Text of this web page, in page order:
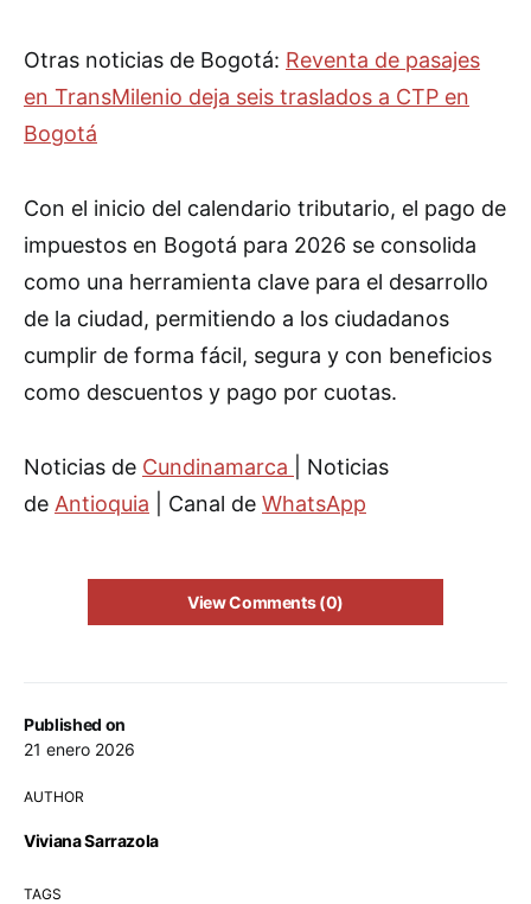
Published on
21 enero 2026
AUTHOR
Viviana Sarrazola
TAGS
Otras noticias de Bogotá: Reventa de pasajes
en TransMilenio deja seis traslados a CTP en
Bogotá
Con el inicio del calendario tributario, el pago de
impuestos en Bogotá para 2026 se consolida
como una herramienta clave para el desarrollo
de la ciudad, permitiendo a los ciudadanos
cumplir de forma fácil, segura y con beneficios
como descuentos y pago por cuotas.
Noticias de Cundinamarca
| Noticias
de Antioquia | Canal de WhatsApp
View Comments (0)